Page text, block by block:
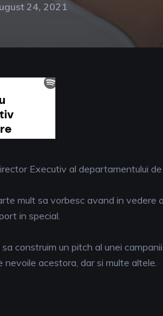
24, 2021
Executiv al departamentului
mult sa vorbesc avand in
in special.
construim un pitch al unei
nevoile acestora, dar si multe altele.